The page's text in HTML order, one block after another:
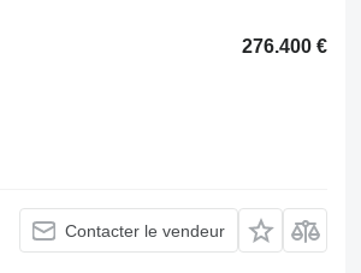
276.400 €
Contacter le vendeur